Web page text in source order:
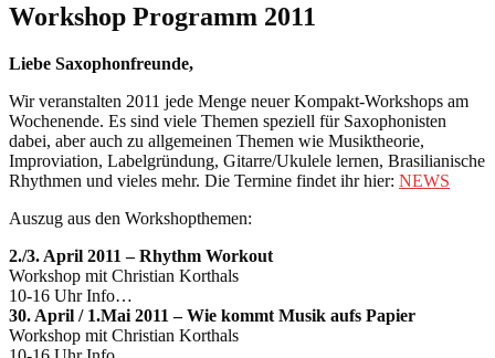
Workshop Programm 2011
Liebe Saxophonfreunde,
Wir veranstalten 2011 jede Menge neuer Kompakt-Workshops am
Wochenende. Es sind viele Themen speziell für Saxophonisten
dabei, aber auch zu allgemeinen Themen wie Musiktheorie,
Improviation, Labelgründung, Gitarre/Ukulele lernen, Brasilianische
Rhythmen und vieles mehr. Die Termine findet ihr hier: NEWS
Auszug aus den Workshopthemen:
2./3. April 2011 – Rhythm Workout
Workshop mit Christian Korthals
10-16 Uhr Info…
30. April / 1.Mai 2011 – Wie kommt Musik aufs Papier
Workshop mit Christian Korthals